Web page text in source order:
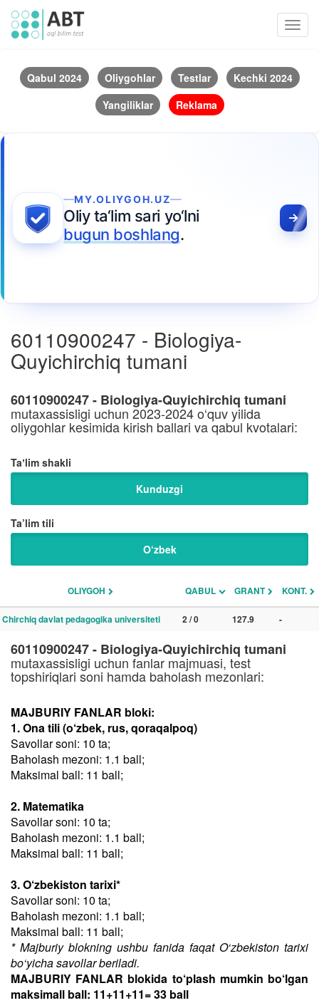
Qabul 2024 Oliygohlar Testlar
Kechki 2024
Yangiliklar
Reklama
MY.OLIYGOH.UZ
Oliy ta‘lim sari yo‘lni
bugun boshlang.
60110900247 - Biologiya-
Quyichirchiq tumani
60110900247 - Biologiya-Quyichirchiq tumani
mutaxassisligi uchun 2023-2024 o‘quv yilida
oliygohlar kesimida kirish ballari va qabul kvotalari:
Taʼlim shakli
Kunduzgi
Ta’lim tili
O‘zbek
OLIYGOH QABUL GRANT KONT.
Chirchiq davlat pedagogika universiteti 2 / 0 127.9 -
60110900247 - Biologiya-Quyichirchiq tumani
mutaxassisligi uchun fanlar majmuasi, test
topshiriqlari soni hamda baholash mezonlari:
MAJBURIY FANLAR bloki:
1. Ona tili (o‘zbek, rus, qoraqalpoq)
Savollar soni: 10 ta;
Baholash mezoni: 1.1 ball;
Maksimal ball: 11 ball;
2. Matematika
Savollar soni: 10 ta;
Baholash mezoni: 1.1 ball;
Maksimal ball: 11 ball;
3. O‘zbekiston tarixi*
Savollar soni: 10 ta;
Baholash mezoni: 1.1 ball;
Maksimal ball: 11 ball;
* Majburiy blokning ushbu fanida faqat O‘zbekiston tarixi
bo‘yicha savollar beriladi.
MAJBURIY FANLAR blokida to‘plash mumkin bo‘lgan
maksimall ball: 11+11+11= 33 ball